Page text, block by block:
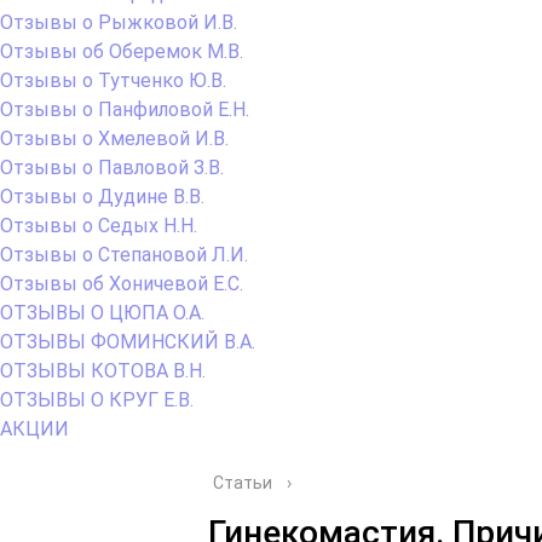
Отзывы о Рыжковой И.В.
Отзывы об Оберемок М.В.
Отзывы о Тутченко Ю.В.
Отзывы о Панфиловой Е.Н.
Отзывы о Хмелевой И.В.
Отзывы о Павловой З.В.
Отзывы о Дудине В.В.
Отзывы о Седых Н.Н.
Отзывы о Степановой Л.И.
Отзывы об Хоничевой Е.С.
ОТЗЫВЫ О ЦЮПА О.А.
ОТЗЫВЫ ФОМИНСКИЙ В.А.
ОТЗЫВЫ КОТОВА В.Н.
ОТЗЫВЫ О КРУГ Е.В.
АКЦИИ
Статьи ›
Гинекомастия.